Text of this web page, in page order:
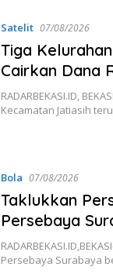
Satelit 07/08/2026
Tiga
Cairkan Dana
RADARBEKASI.ID,
Kecamatan Jatiasih
Bola 07/08/2026
Taklukkan
Persebaya
Persebaya Surabaya